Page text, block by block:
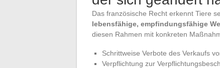
Das französische Recht erkennt Tiere
lebensfähige, empfindungsfähige
diesen Rahmen mit konkreten
Schrittweise Verbote des Verkaufs
Verpflichtung zur